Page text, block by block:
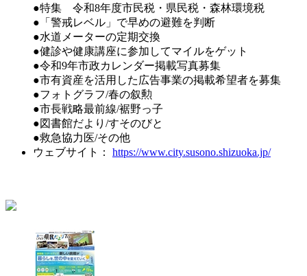
●特集 令和8年度市民税・県民税・森林環境税
●「警戒レベル」で早めの避難を判断
●水道メーターの定期交換
●健診や健康講座に参加してマイルをゲット
●令和9年市政カレンダー掲載写真募集
●市有資産を活用した広告事業の掲載希望者を募集
●フォトグラフ/春の叙勲
●市長戦略最前線/裾野っ子
●図書館だより/すそのびと
●救急協力医/その他
ウェブサイト： https://www.city.susono.shizuoka.jp/